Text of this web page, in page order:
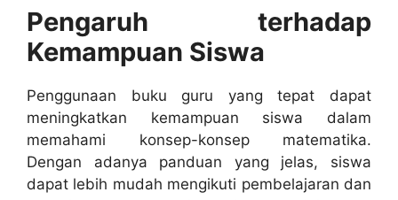
Pengaruh terhadap
Kemampuan Siswa
Penggunaan buku guru yang tepat dapat
meningkatkan kemampuan siswa dalam
memahami konsep-konsep matematika.
Dengan adanya panduan yang jelas, siswa
dapat lebih mudah mengikuti pembelajaran dan